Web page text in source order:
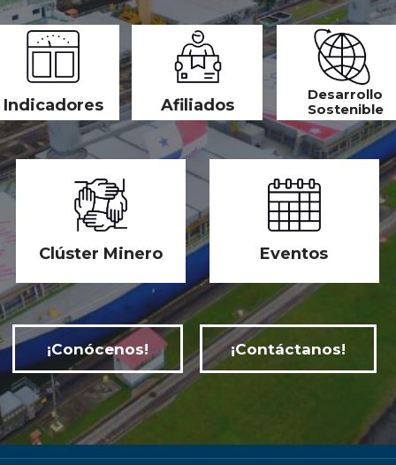
¡Conócenos!
Indicadores Afiliados
Desarrollo
Sostenible
Clúster Minero Eventos
¡Contáctanos!